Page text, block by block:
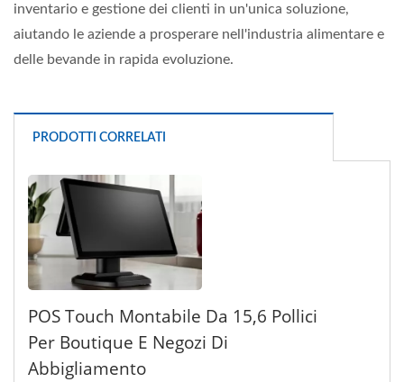
inventario e gestione dei clienti in un'unica soluzione,
aiutando le aziende a prosperare nell'industria alimentare e
delle bevande in rapida evoluzione.
PRODOTTI CORRELATI
POS Touch Montabile Da 15,6 Pollici
Per Boutique E Negozi Di
Abbigliamento